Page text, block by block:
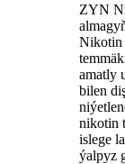
ZYN
Nikotin
amatly
bilen
nikotin
islege
ýalpyz